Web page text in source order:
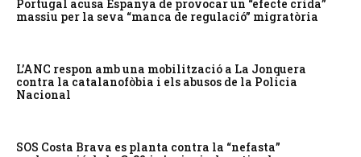
Portugal acusa Espanya de provocar un “efecte crida”
massiu per la seva “manca de regulació” migratòria
L’ANC respon amb una mobilització a La Jonquera
contra la catalanofòbia i els abusos de la Policia
Nacional
SOS Costa Brava es planta contra la “nefasta”